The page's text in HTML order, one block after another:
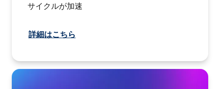
サイクルが加速
詳細はこちら